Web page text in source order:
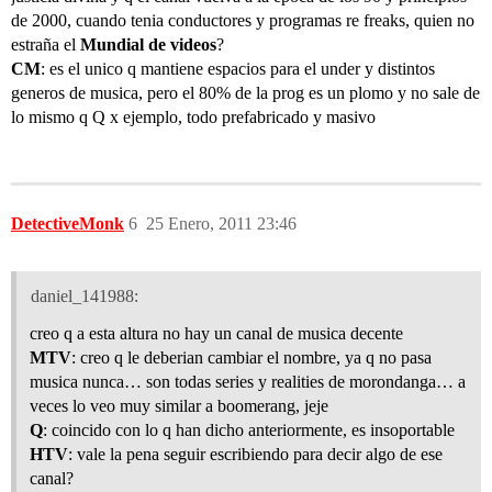
de 2000, cuando tenia conductores y programas re freaks, quien no
estraña el Mundial de videos?
CM: es el unico q mantiene espacios para el under y distintos
generos de musica, pero el 80% de la prog es un plomo y no sale de
lo mismo q Q x ejemplo, todo prefabricado y masivo
DetectiveMonk 25 Enero, 2011 23:46
6
daniel_141988:
creo q a esta altura no hay un canal de musica decente
MTV: creo q le deberian cambiar el nombre, ya q no pasa
musica nunca… son todas series y realities de morondanga… a
veces lo veo muy similar a boomerang, jeje
Q: coincido con lo q han dicho anteriormente, es insoportable
HTV: vale la pena seguir escribiendo para decir algo de ese
canal?